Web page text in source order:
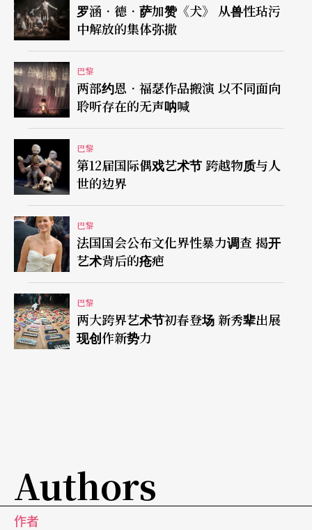
罗涵．德．萨加赞《犬》 从兽性玷污
中解放的集体弥撒
巴黎
两部约恩．福瑟作品搬演 以不同面向
聆听存在的无声呐喊
巴黎
第12届国际偶戏艺术节 跨越物质与人
世的边界
巴黎
法国国会公布文化界性暴力调查 揭开
艺术背后的疮疤
巴黎
两大跨界艺术节初春登场 新秀辈出展
现创作新势力
Authors
作者